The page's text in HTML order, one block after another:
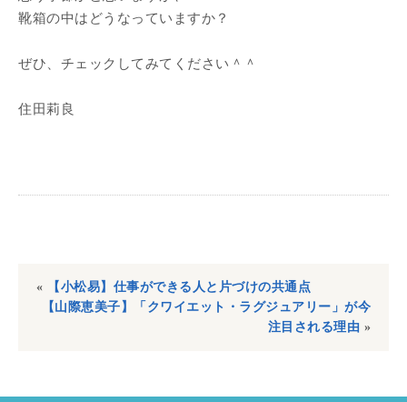
靴箱の中はどうなっていますか？
ぜひ、チェックしてみてください＾＾
住田莉良
«
【小松易】仕事ができる人と片づけの共通点
【山際恵美子】「クワイエット・ラグジュアリー」が今
注目される理由 »